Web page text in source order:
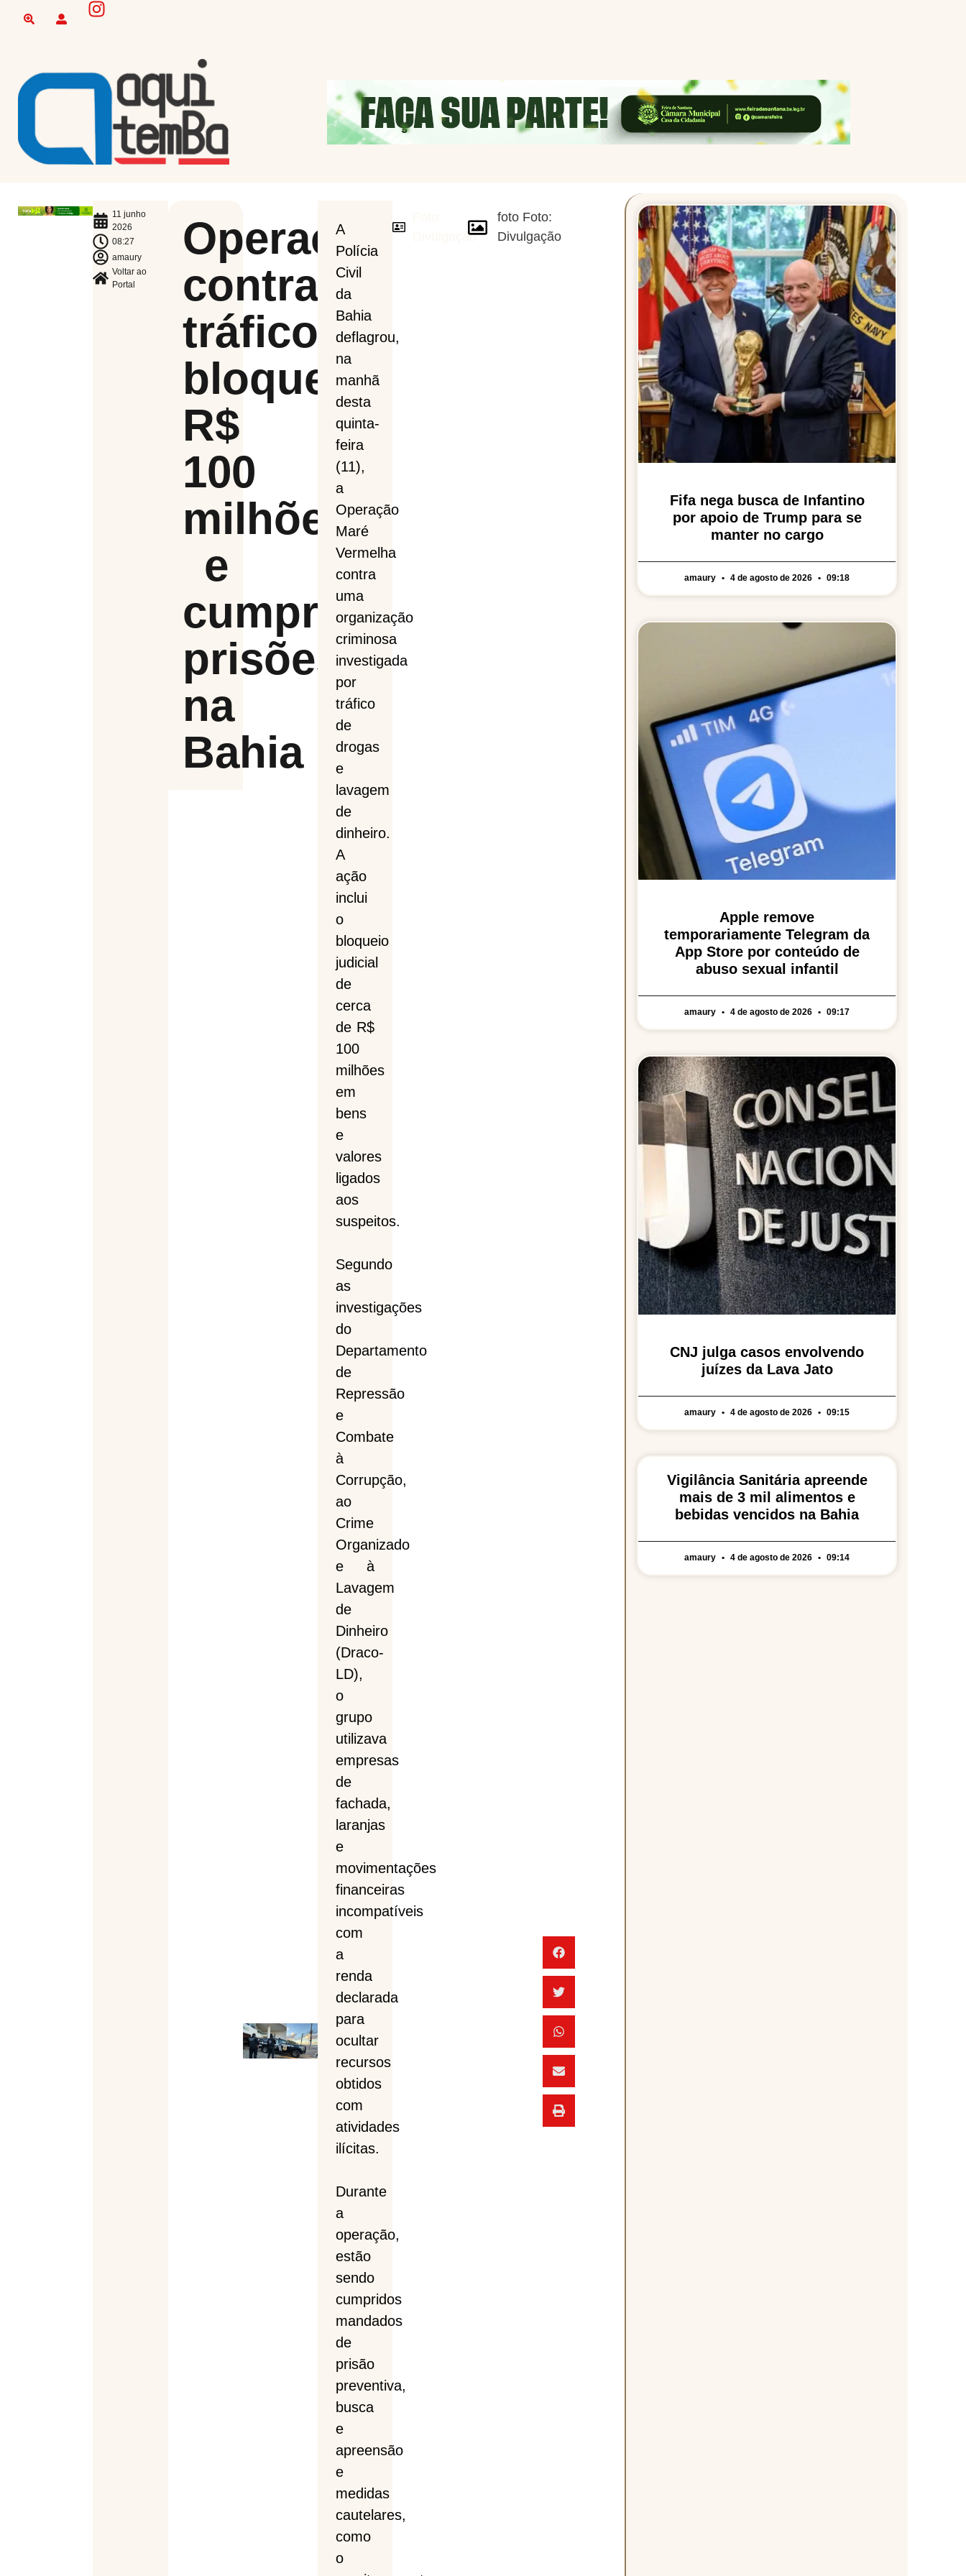
11 junho
2026
08:27
amaury
Voltar ao
Portal
Operação
contra
tráfico
bloqueia
R$
100
milhões
e
cumpre
prisões
na
Bahia
A
Polícia
Civil
da
Bahia
deflagrou,
na
manhã
desta
quinta-
feira
(11),
a
Operação
Maré
Vermelha
contra
uma
organização
criminosa
investigada
por
tráfico
de
drogas
e
lavagem
de
dinheiro.
A
ação
inclui
o
bloqueio
judicial
de
cerca
de R$
100
milhões
em
bens
e
valores
ligados
aos
suspeitos.
Segundo
as
investigações
do
Departamento
de
Repressão
e
Combate
à
Corrupção,
ao
Crime
Organizado
e à
Lavagem
de
Dinheiro
(Draco-
LD),
o
grupo
utilizava
empresas
de
fachada,
laranjas
e
movimentações
financeiras
incompatíveis
com
a
renda
declarada
para
ocultar
recursos
obtidos
com
atividades
ilícitas.
Durante
a
operação,
estão
sendo
cumpridos
mandados
de
prisão
preventiva,
busca
e
apreensão
e
medidas
cautelares,
como
o
Divulgação
foto Foto:
Divulgação
Fifa nega busca de Infantino
por apoio de Trump para se
manter no cargo
amaury 4 de agosto de 2026 09:18
Apple remove
temporariamente Telegram da
App Store por conteúdo de
abuso sexual infantil
amaury 4 de agosto de 2026 09:17
CNJ julga casos envolvendo
juízes da Lava Jato
amaury 4 de agosto de 2026 09:15
Vigilância Sanitária apreende
mais de 3 mil alimentos e
bebidas vencidos na Bahia
amaury 4 de agosto de 2026 09:14